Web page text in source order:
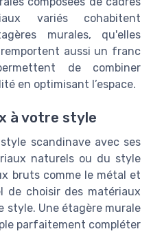
variés cohabitent
murales, qu'elles
aussi un franc
de combiner
en optimisant l’espace.
à votre style
scandinave avec ses
naturels ou du style
bruts comme le métal et
de choisir des matériaux
style. Une étagère murale
parfaitement compléter